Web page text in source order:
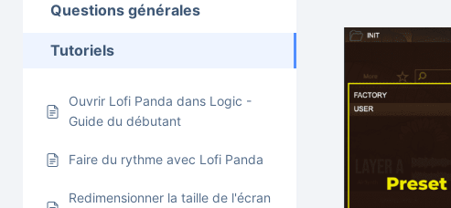
Questions générales
Tutoriels
Ouvrir Lofi Panda dans Logic -
Guide du débutant
Faire du rythme avec Lofi Panda
Redimensionner la taille de l'écran